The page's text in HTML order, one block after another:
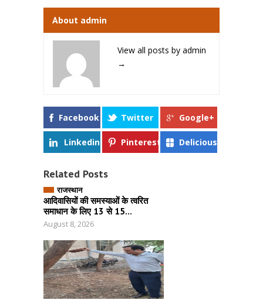
About admin
View all posts by admin
→
Facebook Twitter Google+
Linkedin Pinterest Delicious
Related Posts
राजस्थान
आदिवासियों की समस्याओं के त्वरित
समाधान के लिए 13 से 15...
August 8, 2026